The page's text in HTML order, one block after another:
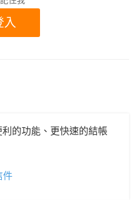
的功能、更快速的結帳
件